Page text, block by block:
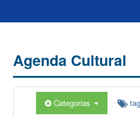
Agenda Cultural
Categorias